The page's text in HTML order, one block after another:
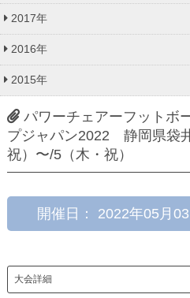
2017年
2016年
2015年
パワーチェアーフットボ
プジャパン2022 静岡県袋
祝）〜/5（木・祝）
開催日： 2022年05月
大会詳細